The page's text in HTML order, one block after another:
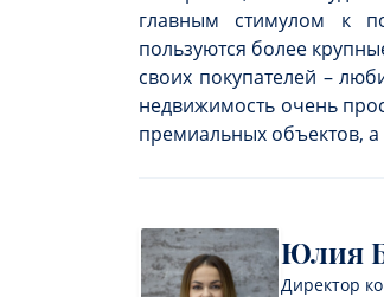
главным стимулом к
пользуются более
своих покупателей –
недвижимость очень
премиальных объектов,
Юлия
Директор